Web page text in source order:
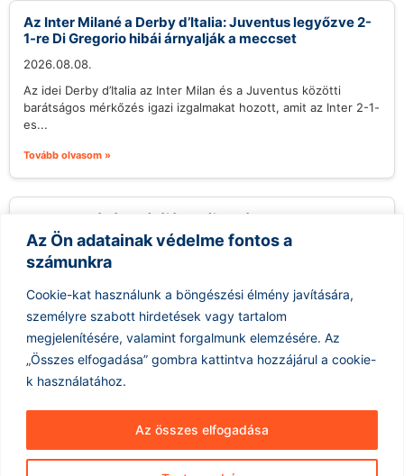
Az Ön adatainak védelme fontos a
számunkra
Cookie-kat használunk a böngészési élmény javítására,
személyre szabott hirdetések vagy tartalom
megjelenítésére, valamint forgalmunk elemzésére. Az
„Összes elfogadása” gombra kattintva hozzájárul a cookie-
k használatához.
Az összes elfogadása
Az Inter Milané a Derby d’Italia: Juventus legyőzve 2-
1-re Di Gregorio hibái árnyalják a meccset
2026.08.08.
Az idei Derby d’Italia az Inter Milan és a Juventus közötti
barátságos mérkőzés igazi izgalmakat hozott, amit az Inter 2-1-
es...
Tovább olvasom »
Veracruz kávékultúrájának új hulláma
2026.08.08.
Amikor először úgy döntöttem, hogy elhagyom Kalifornia San
Francisco-öböl környékét, hogy Xalapában, Veracruzban éljek –
a városban, ahonnan szüleim évtizedekkel...
Tovább olvasom »